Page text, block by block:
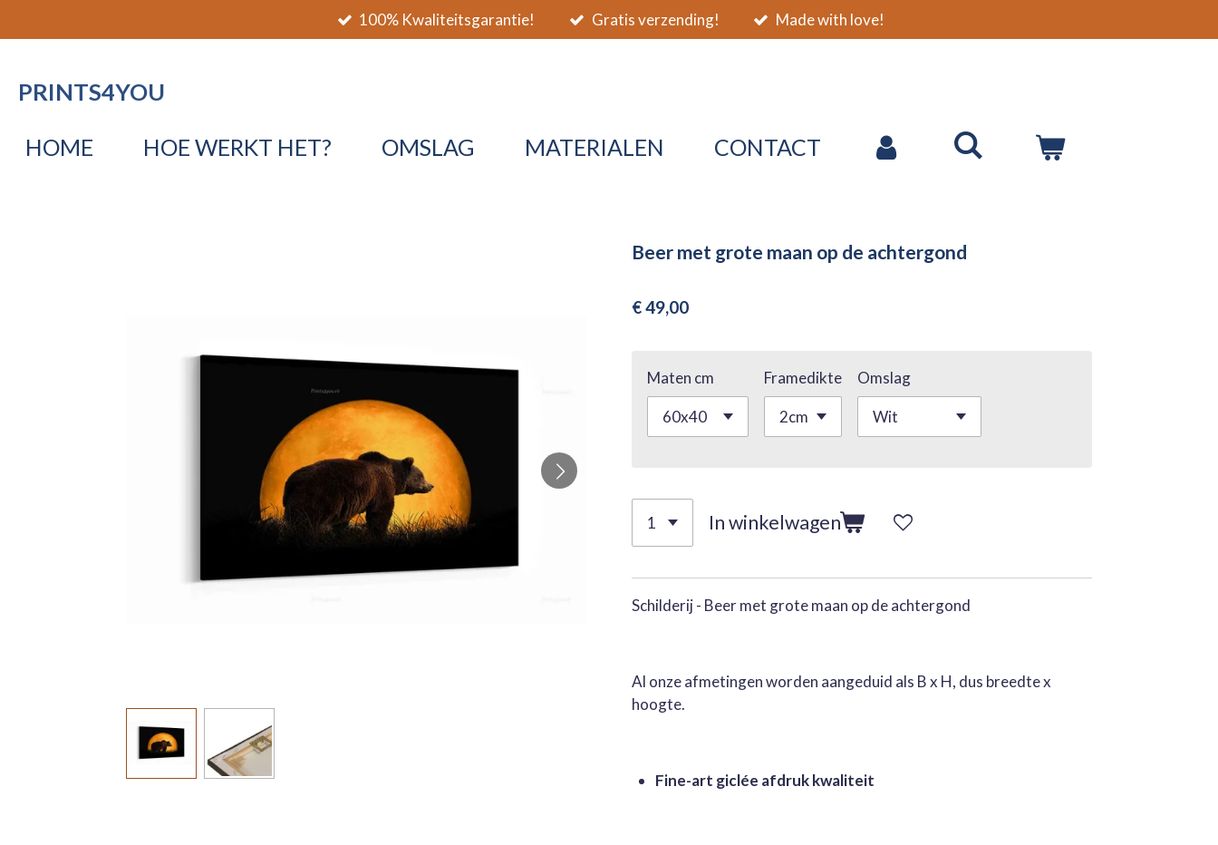
direct
de
100% Kwaliteitsgarantie! Gratis verzending! Made with love!
PRINTS4YOU
HOME HOE WERKT HET? OMSLAG MATERIALEN CONTACT
Beer met grote maan op de achtergond
€ 49,00
Maten cm Framedikte Omslag
In winkelwagen
Schilderij - Beer met grote maan op de achtergond
Al onze afmetingen worden aangeduid als B x H, dus breedte x
hoogte.
Fine-art giclée afdruk kwaliteit